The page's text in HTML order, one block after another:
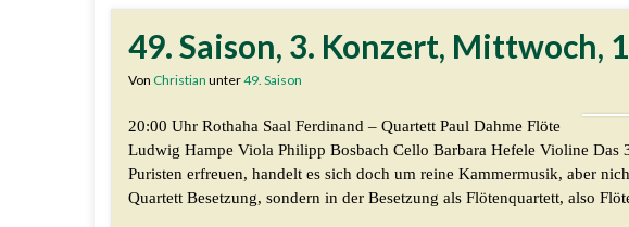
49. Saison, 3. Konzert, Mittwoch,
Von Christian unter49. Saison
20:00 Uhr Rothaha Saal Ferdinand – Quartett Paul Dahme Flöte
Ludwig Hampe Viola Philipp Bosbach Cello Barbara Hefele Violine Das
Puristen erfreuen, handelt es sich doch um reine Kammermusik, aber
Quartett Besetzung, sondern in der Besetzung als Flötenquartett, also